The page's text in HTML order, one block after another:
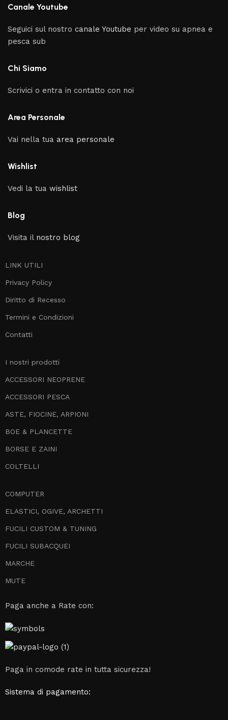
Canale Youtube
Seguici sul nostrocanale Youtube per video su apnea e
pesca sub
Chi Siamo
Scrivici o entra in contatto con noi
Area Personale
Vai nella tua area personale
Wishlist
Vedi la tuawishlist
Blog
Visita il nostro blog
LINK UTILI
Privacy Policy
Diritto di Recesso
Termini e Condizioni
Contatti
I nostri prodotti
ACCESSORI NEOPRENE
ACCESSORI PESCA
ASTE, FIOCINE, ARPIONI
BOE & PLANCETTE
BORSE E ZAINI
COLTELLI
COMPUTER
ELASTICI, OGIVE, ARCHETTI
FUCILI CUSTOM & TUNING
FUCILI SUBACQUEI
MARCHE
MUTE
Paga anche a Rate con:
Paga in comode rate in tutta sicurezza!
Sistema di pagamento: